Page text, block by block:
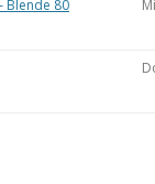
Blende 80